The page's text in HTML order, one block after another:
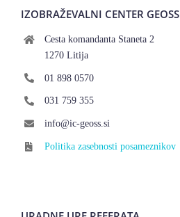
IZOBRAŽEVALNI CENTER GEOSS
Cesta komandanta Staneta 2
1270 Litija
01 898 0570
031 759 355
info@ic-geoss.si
Politika zasebnosti posameznikov